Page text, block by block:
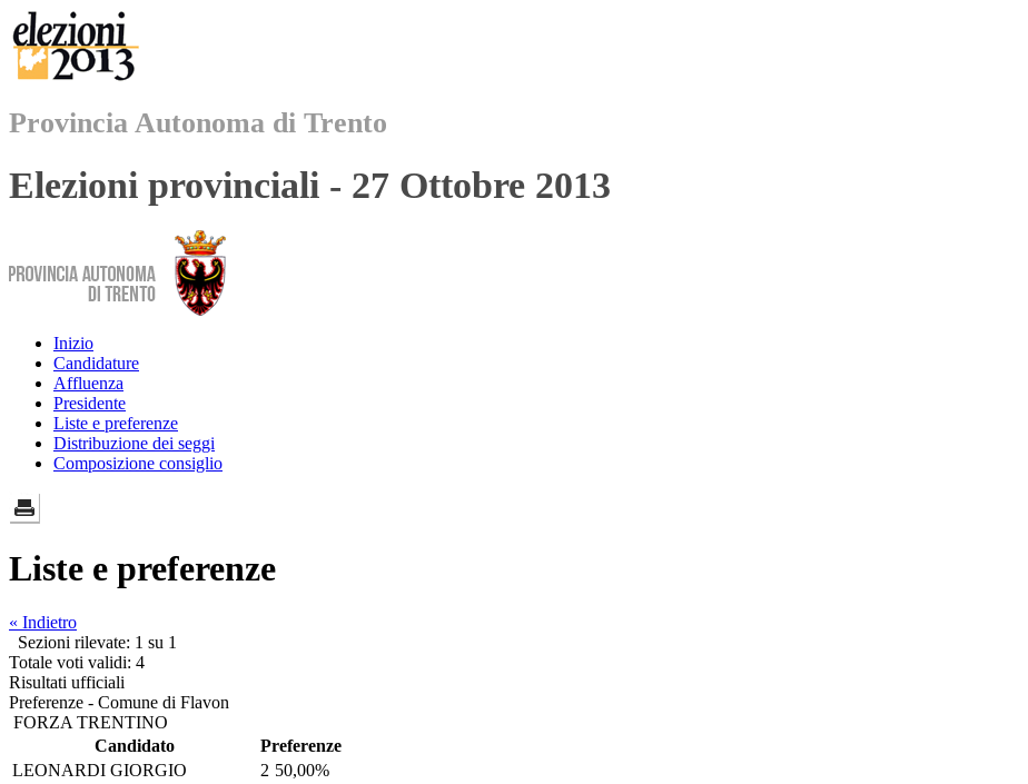
Provincia Autonoma di Trento
Elezioni provinciali - 27 Ottobre 2013
Inizio
Candidature
Affluenza
Presidente
Liste e preferenze
Distribuzione dei seggi
Composizione consiglio
Liste e preferenze
« Indietro
Sezioni rilevate: 1 su 1
Totale voti validi: 4
Risultati ufficiali
Preferenze - Comune di Flavon
FORZA TRENTINO
Candidato
Preferenze
LEONARDI GIORGIO
2 50,00%